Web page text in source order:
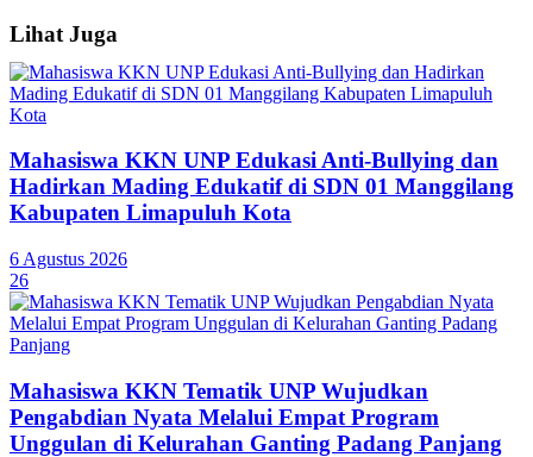
Lihat Juga
Mahasiswa KKN UNP Edukasi Anti-Bullying dan
Hadirkan Mading Edukatif di SDN 01 Manggilang
Kabupaten Limapuluh Kota
6 Agustus 2026
26
Mahasiswa KKN Tematik UNP Wujudkan
Pengabdian Nyata Melalui Empat Program
Unggulan di Kelurahan Ganting Padang Panjang